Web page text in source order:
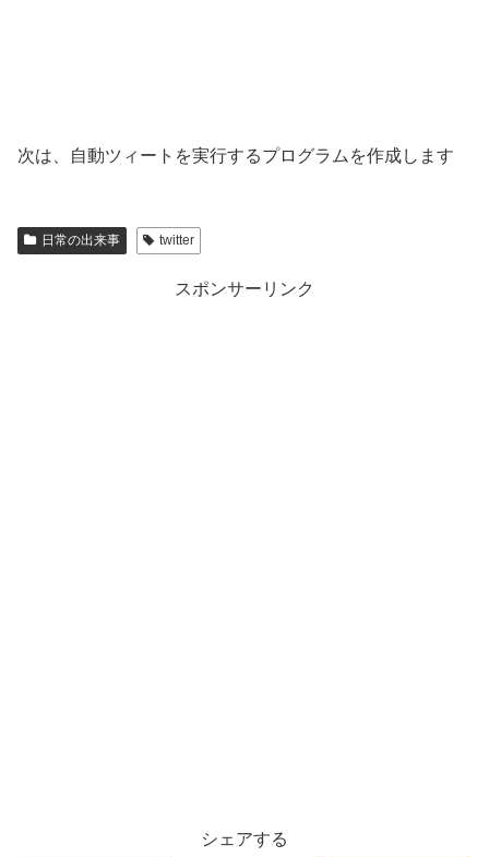
次は、自動ツィートを実行するプログラムを作成します
日常の出来事 twitter
スポンサーリンク
シェアする